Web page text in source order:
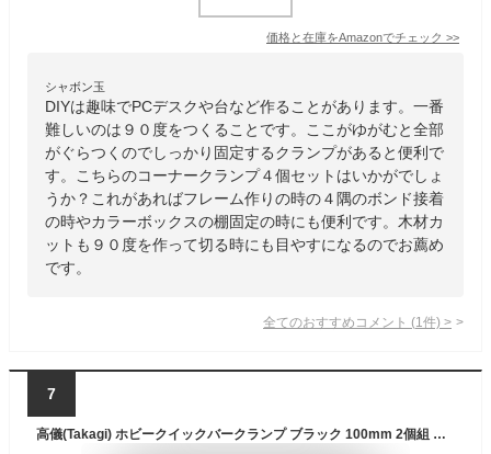
価格と在庫をAmazonでチェック >>
シャボン玉
DIYは趣味でPCデスクや台など作ることがあります。一番
難しいのは９０度をつくることです。ここがゆがむと全部
がぐらつくのでしっかり固定するクランプがあると便利で
す。こちらのコーナークランプ４個セットはいかがでしょ
うか？これがあればフレーム作りの時の４隅のボンド接着
の時やカラーボックスの棚固定の時にも便利です。木材カ
ットも９０度を作って切る時にも目やすになるのでお薦め
です。
全てのおすすめコメント (1 件) >
7
高儀(Takagi) ホビークイックバークランプ ブラック 100mm 2個組 HQB-100-2P【燕三条ブランド】【レバーを握るだけの簡単作業】 クランプ 木工 金具 DIY 万力 固定金具